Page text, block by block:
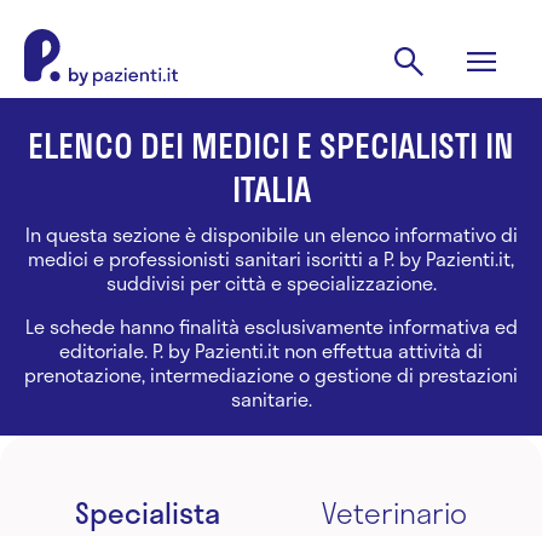
ELENCO DEI MEDICI E SPECIALISTI IN
ITALIA
In questa sezione è disponibile un elenco informativo di
medici e professionisti sanitari iscritti a P. by Pazienti.it,
suddivisi per città e specializzazione.
Le schede hanno finalità esclusivamente informativa ed
editoriale. P. by Pazienti.it non effettua attività di
prenotazione, intermediazione o gestione di prestazioni
sanitarie.
Specialista Veterinario